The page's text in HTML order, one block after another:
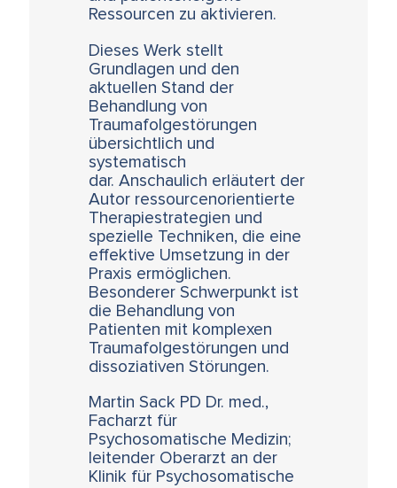
Ressourcen zu aktivieren.
Dieses Werk stellt
Grundlagen und den
aktuellen Stand der
Behandlung von
Traumafolgestörungen
übersichtlich und
systematisch
dar.Anschaulich erläutert der
Autor ressourcenorientierte
Therapiestrategien und
spezielle Techniken, die eine
effektive Umsetzung in der
Praxis ermöglichen.
Besonderer Schwerpunkt ist
die Behandlung von
Patienten mit komplexen
Traumafolgestörungen und
dissoziativen Störungen.
Martin Sack PD Dr. med.,
Facharzt für
Psychosomatische Medizin;
leitender Oberarzt an der
Klinik für Psychosomatische